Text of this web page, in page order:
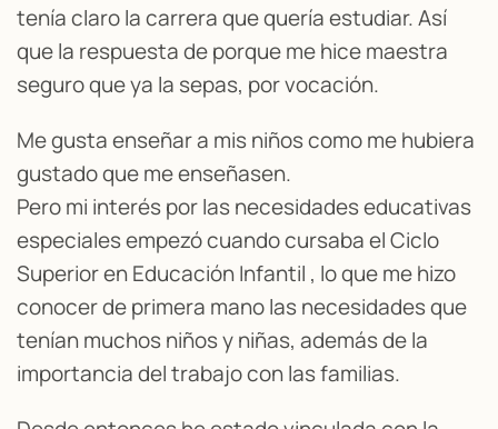
tenía claro la carrera que quería estudiar. Así
que la respuesta de porque me hice maestra
seguro que ya la sepas, por vocación.
Me gusta enseñar a mis niños como me hubiera
gustado que me enseñasen.
Pero mi interés por las necesidades educativas
especiales empezó cuando cursaba el Ciclo
Superior en Educación Infantil , lo que me hizo
conocer de primera mano las necesidades que
tenían muchos niños y niñas, además de la
importancia del trabajo con las familias.